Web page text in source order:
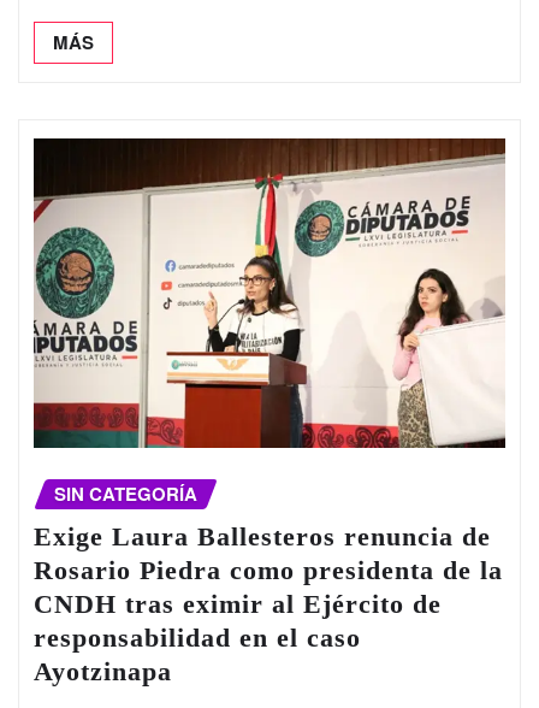
MÁS
SIN CATEGORÍA
Exige Laura Ballesteros renuncia de
Rosario Piedra como presidenta de la
CNDH tras eximir al Ejército de
responsabilidad en el caso
Ayotzinapa